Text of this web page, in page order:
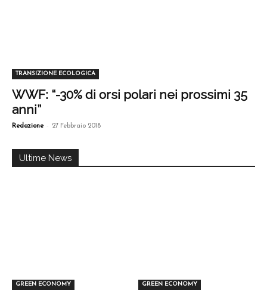
TRANSIZIONE ECOLOGICA
WWF: “-30% di orsi polari nei prossimi 35
anni”
Redazione - 27 Febbraio 2018
Ultime News
GREEN ECONOMY GREEN ECONOMY